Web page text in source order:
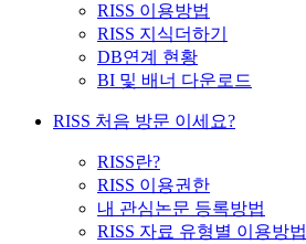
RISS 이용방법
RISS 지식더하기
DB연계 현황
BI 및 배너 다운로드
RISS 처음 방문 이세요?
RISS란?
RISS 이용권한
내 관심논문 등록방법
RISS 자료 유형별 이용방법